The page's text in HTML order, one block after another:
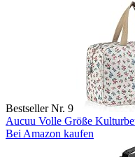
Bestseller Nr. 9
Aucuu Volle Größe
Bei Amazon kaufen